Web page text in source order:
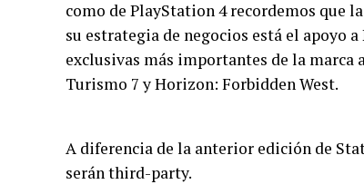
como de PlayStation 4 recordemos que
su estrategia de negocios está el apoyo
exclusivas más importantes de la marca
Turismo 7 y Horizon: Forbidden West.
A diferencia de la anterior edición de
serán third-party.